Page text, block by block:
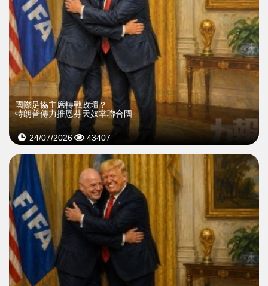
國際足協主席轉戰政壇？
特朗普傳力推恩芬天奴掌聯合國
24/07/2026 43407